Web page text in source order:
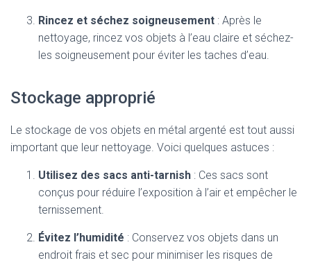
Rincez et séchez soigneusement : Après le
nettoyage, rincez vos objets à l’eau claire et séchez-
les soigneusement pour éviter les taches d’eau.
Stockage approprié
Le stockage de vos objets en métal argenté est tout aussi
important que leur nettoyage. Voici quelques astuces :
Utilisez des sacs anti-tarnish : Ces sacs sont
conçus pour réduire l’exposition à l’air et empêcher le
ternissement.
Évitez l’humidité : Conservez vos objets dans un
endroit frais et sec pour minimiser les risques de